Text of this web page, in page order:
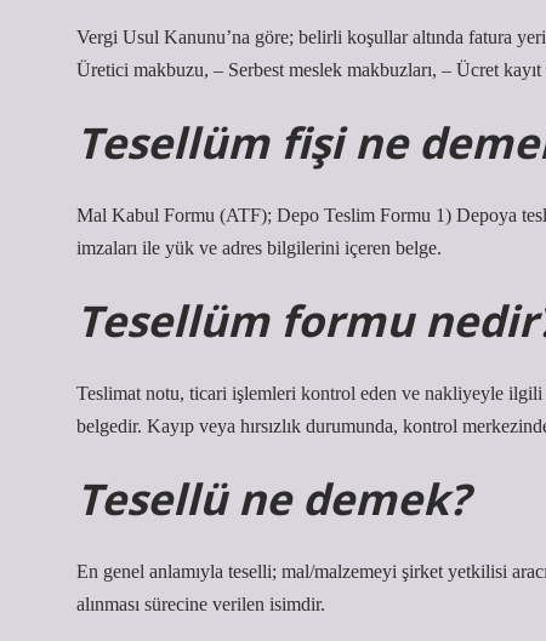
Vergi Usul Kanunu’na göre; belirli koşullar altında fatura
Üretici makbuzu, – Serbest meslek makbuzları, – Ücret
Tesellüm fişi ne
Mal Kabul Formu (ATF); Depo Teslim Formu 1) Depoya
imzaları ile yük ve adres bilgilerini içeren belge.
Tesellüm formu
Teslimat notu, ticari işlemleri kontrol eden ve nakliyeyle
belgedir. Kayıp veya hırsızlık durumunda, kontrol
Tesellü ne demek?
En genel anlamıyla teselli; mal/malzemeyi şirket yetkilisi
alınması sürecine verilen isimdir.